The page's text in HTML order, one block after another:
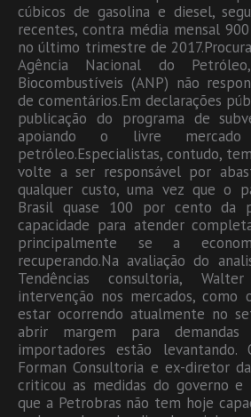
cúbicos de gasolina e diesel,
recentes, contra média mensal
no último trimestre de
Agência Nacional do
Biocombustíveis (ANP) não
de comentários.Em declarações
publicação do programa de
apoiando o livre
petróleo.Especialistas, contudo,
volte a ser responsável por
qualquer custo, uma vez que o
Brasil quase 100 por cento da
capacidade para atender
principalmente se a
recuperando.Na avaliação do
Tendências consultoria,
intervenção nos mercados, como
estar ocorrendo atualmente no
abrir margem para
importadores estão
Forman Consultoria e ex-diretor
criticou as medidas do governo
que a Petrobras não tem hoje